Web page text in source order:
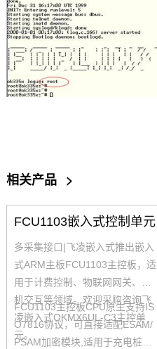
相关产品 >
FCU1103嵌入式控制单元
多采集接口|飞凌嵌入式推出嵌入
式ARM主板FCU1103主控板，适
用于计费控制、物联网网关、人
机交互等领域。欢迎采购咨询飞
凌嵌入式OKMX6UL-C3主控单
元。
FCU1103主控板CPU原生支持IS
O7816协议，可直接适配ESAM/
PSAM加密模块,适用于充电桩计